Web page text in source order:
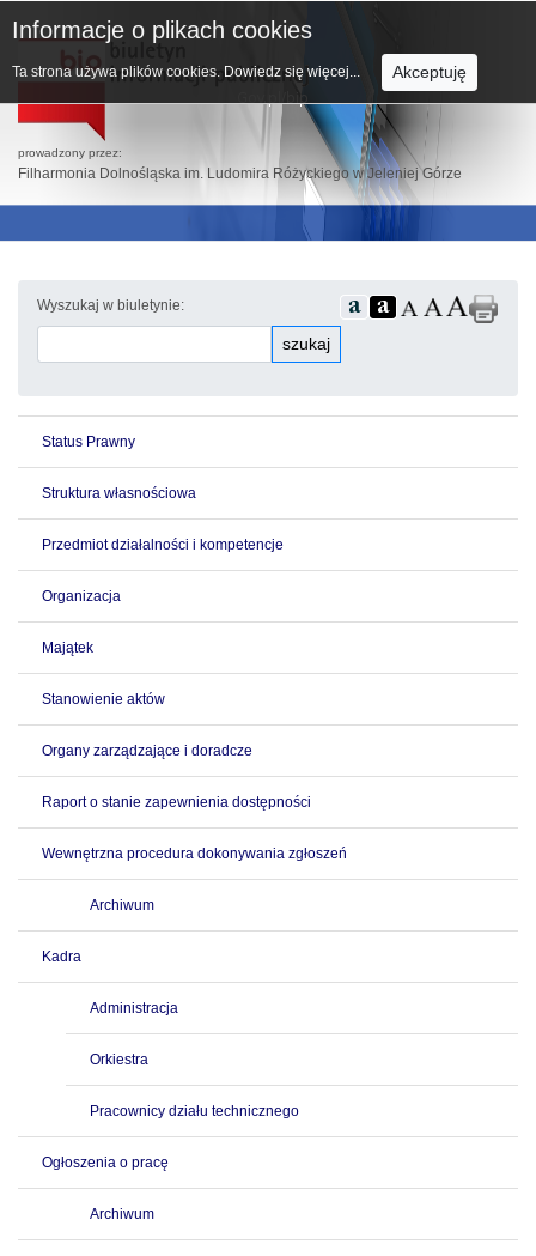
prowadzony przez:
Filharmonia Dolnośląska im. Ludomira Różyckiego w Jeleniej Górze
Wyszukaj w biuletynie:
szukaj
Status Prawny
Struktura własnościowa
Przedmiot działalności i kompetencje
Organizacja
Majątek
Stanowienie aktów
Organy zarządzające i doradcze
Raport o stanie zapewnienia dostępności
Wewnętrzna procedura dokonywania zgłoszeń
Archiwum
Kadra
Administracja
Orkiestra
Pracownicy działu technicznego
Ogłoszenia o pracę
Archiwum
Informacje o plikach cookies
Ta strona używa plików cookies. Dowiedz się więcej... Akceptuję